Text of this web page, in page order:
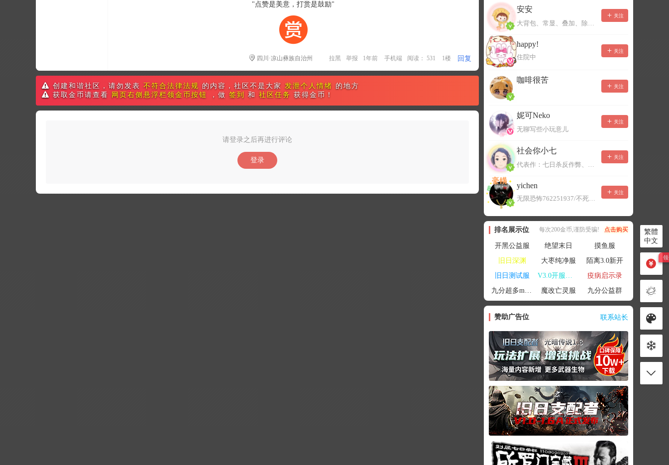
"点赞是美意，打赏是鼓励"
四川·凉山彝族自治州 拉黑 举报 1年前 手机端 阅读： 531 1楼 回复
创建和谐社区，请勿发表 不符合法律法规 的内容，社区不是大家 发泄个人情绪 的地方
获取金币请查看
网页右侧悬浮栏领金币按钮 ，做 签到 和 社区任务 获得金币！
请登录之后再进行评论
登录
安安
大背包、常显、叠加、除草树，唯一作者QQ383125283
关注
happy!
住院中
关注
咖啡很苦
关注
妮可Neko
无聊写些小玩意儿
关注
社会你小七
代表作：七日杀反作弊、七日杀云黑、七日杀BOT、七日杀云商城
关注
yichen
无限恐怖762251937/不死者末日1080207504
关注
排名展示位 每次200金币,谨防受骗! 点击购买
开黑公益服 绝望末日
摸鱼服
旧日深渊
大枣纯净服
陌离3.0新开
旧日测试服
V3.0开服联机
疫病启示录
九分超多mod群
魔改亡灵服 九分公益群
赞助广告位 联系站长
繁體
中文